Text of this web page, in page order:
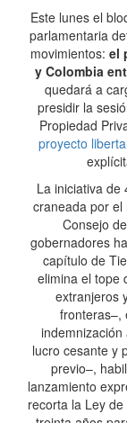
Este lunes el
parlamentaria
movimientos: el
y Colombia
quedará a
presidir la
Propiedad
proyecto
La iniciativa de
craneada por el
Consejo
gobernadores
capítulo de
elimina el tope
extranjeros
fronteras–,
lucro cesante y
previo–,
lanzamiento
recorta la Ley